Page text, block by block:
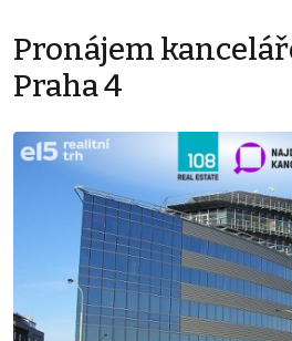
Pronájem
Praha 4